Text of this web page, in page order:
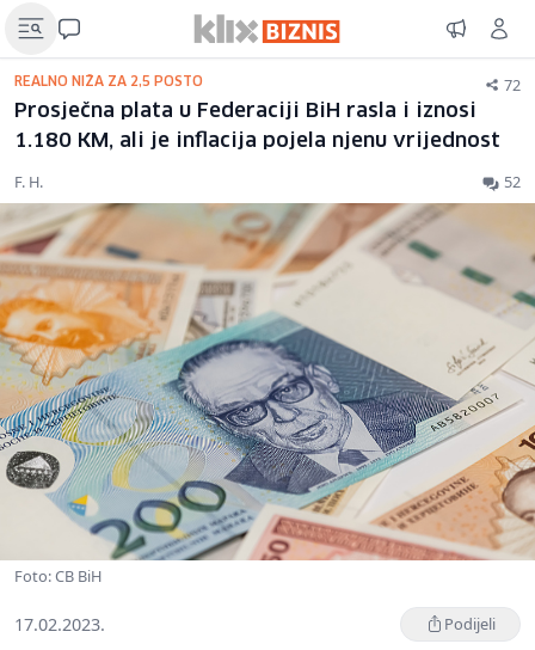
REALNO NIŽA ZA 2,5 POSTO 72
Prosječna plata u Federaciji BiH rasla i iznosi
1.180 KM, ali je inflacija pojela njenu vrijednost
F. H. 52
Foto: CB BiH
17.02.2023. Podijeli